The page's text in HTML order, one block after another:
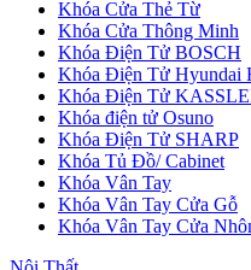
Khóa Cửa Thẻ Từ
Khóa Cửa Thông Minh
Khóa Điện Tử BOSCH
Khóa Điện Tử Hyundai
Khóa Điện Tử
Khóa điện tử Osuno
Khóa Điện Tử SHARP
Khóa Tủ Đồ/ Cabinet
Khóa Vân Tay
Khóa Vân Tay Cửa Gỗ
Khóa Vân Tay Cửa